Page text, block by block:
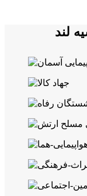
لند